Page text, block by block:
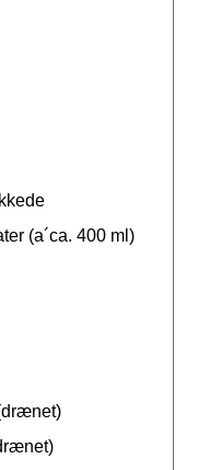
(a´ca. 400 ml)